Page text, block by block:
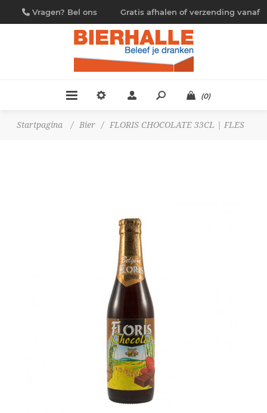
Vragen? Bel ons
09/230.88.44
Gratis afhalen of verzending vanaf
€ 4,95
(0)
Startpagina / Bier / FLORIS CHOCOLATE 33CL | FLES